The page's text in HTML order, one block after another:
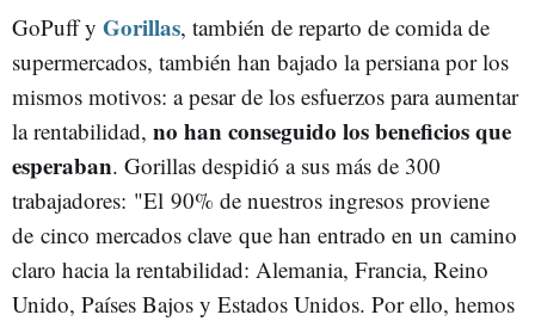
GoPuff y Gorillas, también de reparto de comida de
supermercados, también han bajado la persiana por los
mismos motivos: a pesar de los esfuerzos para aumentar
la rentabilidad, no han conseguido los beneficios que
esperaban. Gorillas despidió a sus más de 300
trabajadores: "El 90% de nuestros ingresos proviene
de cinco mercados clave que han entrado en un camino
claro hacia la rentabilidad: Alemania, Francia, Reino
Unido, Países Bajos y Estados Unidos. Por ello, hemos